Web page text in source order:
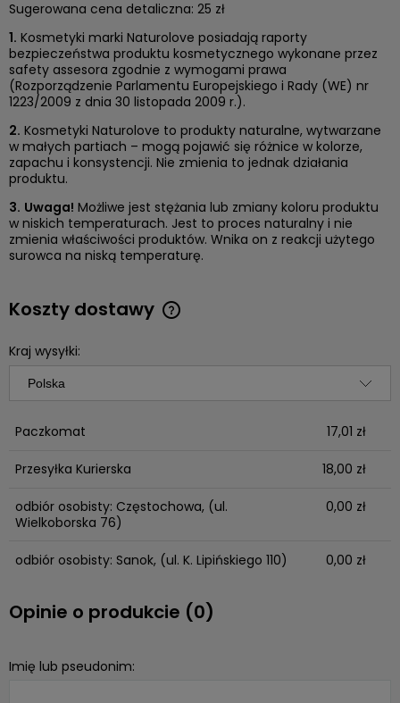
Sugerowana cena detaliczna: 25 zł
1. Kosmetyki marki Naturolove posiadają raporty
bezpieczeństwa produktu kosmetycznego wykonane przez
safety assesora zgodnie z wymogami prawa
(Rozporządzenie Parlamentu Europejskiego i Rady (WE) nr
1223/2009 z dnia 30 listopada 2009 r.).
2. Kosmetyki Naturolove to produkty naturalne, wytwarzane
w małych partiach – mogą pojawić się różnice w kolorze,
zapachu i konsystencji. Nie zmienia to jednak działania
produktu.
3. Uwaga! Możliwe jest stężania lub zmiany koloru produktu
w niskich temperaturach. Jest to proces naturalny i nie
zmienia właściwości produktów. Wnika on z reakcji użytego
surowca na niską temperaturę.
Koszty dostawy
Cena nie zawiera ewentualnych kosztów płatności
Kraj wysyłki:
Paczkomat 17,01 zł
Przesyłka Kurierska 18,00 zł
odbiór osobisty: Częstochowa, (ul.
Wielkoborska 76)
0,00 zł
odbiór osobisty: Sanok, (ul. K. Lipińskiego 110) 0,00 zł
Opinie o produkcie (0)
Imię lub pseudonim: